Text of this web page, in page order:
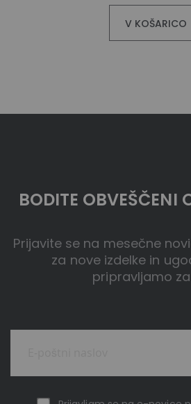
V KOŠARICO
BODITE OBVEŠČENI
Prijavite se na mesečne
za nove izdelke in
pripravljamo